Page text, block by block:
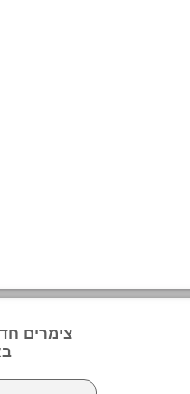
צימרים